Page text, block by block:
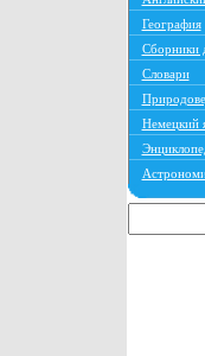
География
Сборники
Словари
Немецкий